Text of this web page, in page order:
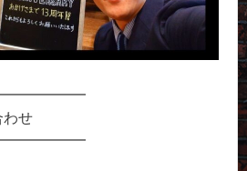
わせ